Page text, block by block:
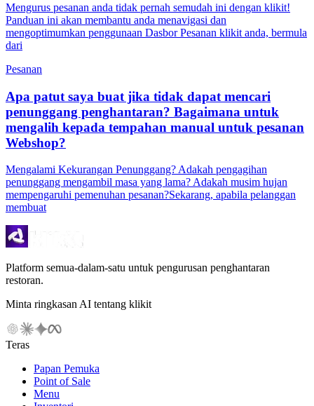
Mengurus pesanan anda tidak pernah semudah ini dengan klikit!
Panduan ini akan membantu anda menavigasi dan
mengoptimumkan penggunaan Dasbor Pesanan klikit anda, bermula
dari
Pesanan
Apa patut saya buat jika tidak dapat mencari
penunggang penghantaran? Bagaimana untuk
mengalih kepada tempahan manual untuk pesanan
Webshop?
Mengalami Kekurangan Penunggang? Adakah pengagihan
penunggang mengambil masa yang lama? Adakah musim hujan
mempengaruhi pemenuhan pesanan?Sekarang, apabila pelanggan
membuat
Platform semua-dalam-satu untuk pengurusan penghantaran
restoran.
Minta ringkasan AI tentang klikit
Teras
Papan Pemuka
Point of Sale
Menu